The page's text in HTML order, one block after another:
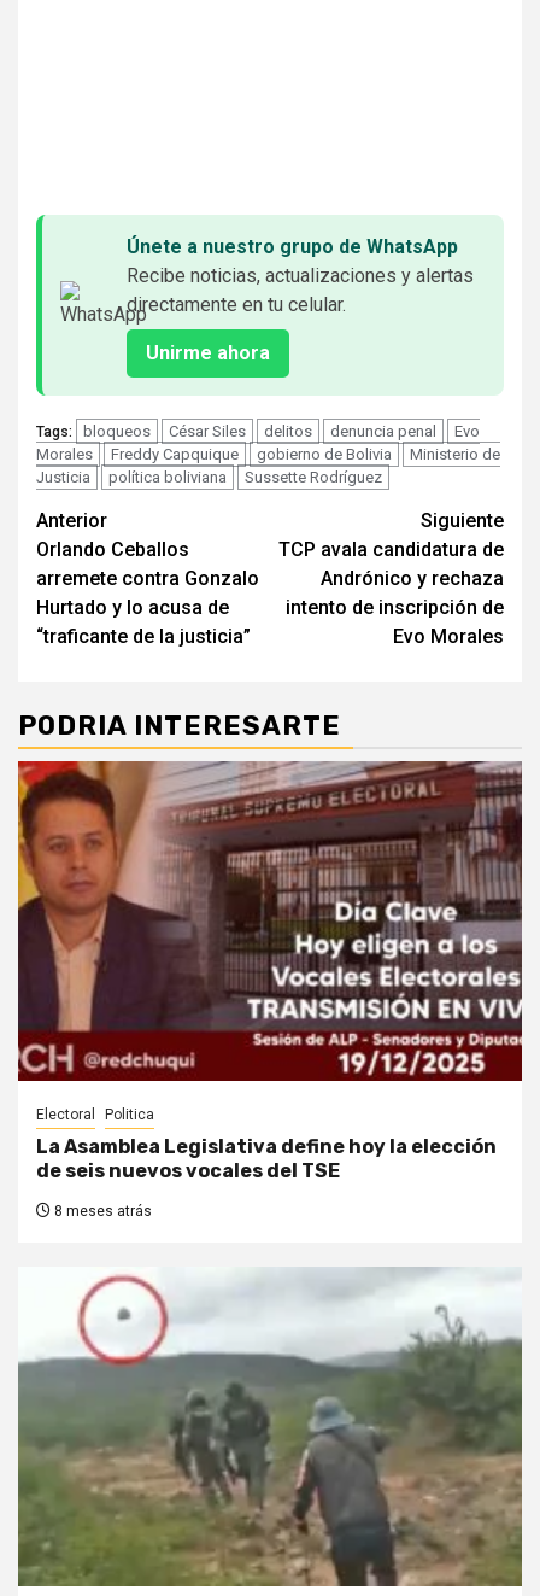
Únete a nuestro grupo de WhatsApp
Recibe noticias, actualizaciones y alertas
directamente en tu celular.
Unirme ahora
Tags: bloqueos César Siles delitos denuncia penal
Evo
Morales
Freddy Capquique gobierno de Bolivia
Ministerio de
Justicia
política boliviana Sussette Rodríguez
Seguir
leyendo
Anterior
Orlando Ceballos
arremete contra Gonzalo
Hurtado y lo acusa de
“traficante de la justicia”
Siguiente
TCP avala candidatura de
Andrónico y rechaza
intento de inscripción de
Evo Morales
PODRIA INTERESARTE
Electoral Politica
La Asamblea Legislativa define hoy la elección
de seis nuevos vocales del TSE
8 meses atrás